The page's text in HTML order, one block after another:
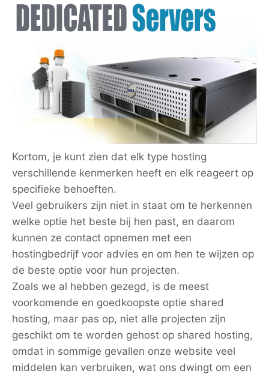
Kortom, je kunt zien dat elk type hosting
verschillende kenmerken heeft en elk reageert op
specifieke behoeften.
Veel gebruikers zijn niet in staat om te herkennen
welke optie het beste bij hen past, en daarom
kunnen ze contact opnemen met een
hostingbedrijf voor advies en om hen te wijzen op
de beste optie voor hun projecten.
Zoals we al hebben gezegd, is de meest
voorkomende en goedkoopste optie shared
hosting, maar pas op, niet alle projecten zijn
geschikt om te worden gehost op shared hosting,
omdat in sommige gevallen onze website veel
middelen kan verbruiken, wat ons dwingt om een